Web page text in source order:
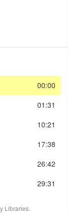
00:00
01:31
10:21
17:38
26:42
29:31
Libraries.